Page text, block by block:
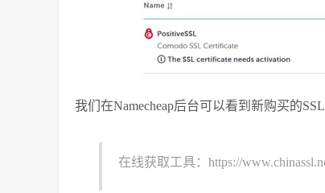
我们在Namecheap后台可以看到新购买的
在线获取工具：https://